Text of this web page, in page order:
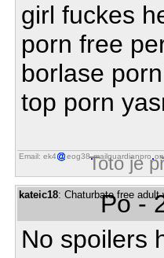
girl fuckes
porn free
borlase
top porn
Email: ek4 eog38 mailguardianpro
Toto je
kateic18: Chaturbate free
Po -
No spoilers